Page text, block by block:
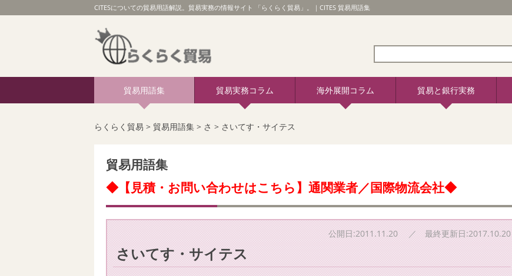
CITESについての貿易用語解説。貿易実務の情報サイト 「らくらく貿易」。｜CITES 貿易用語集
貿易用語集 貿易実務コラム 海外展開コラム 貿易と銀行実務
らくらく貿易 > 貿易用語集> さ > さいてす・サイテス
貿易用語集
◆【見積・お問い合わせはこちら】通関業者／国際物流会社◆
公開日:2011.11.20 ／ 最終更新日:2017.10.20
さいてす・サイテス